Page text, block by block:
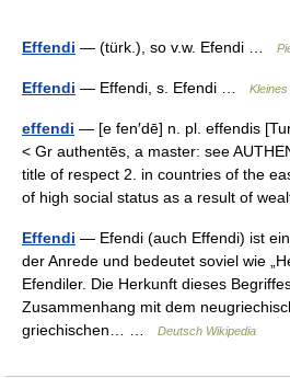
Effendi — (türk.), so v.w. Efendi …
Effendi — Effendi, s. Efendi …
effendi — [e fen′dē] n. pl. effendis
< Gr authentēs, a master: see
title of respect 2. in countries of the
of high social status as a result of
Effendi — Efendi (auch Effendi) ist
der Anrede und bedeutet soviel wie
Efendiler. Die Herkunft dieses
Zusammenhang mit dem
griechischen… …
Deutsch Wikipedia